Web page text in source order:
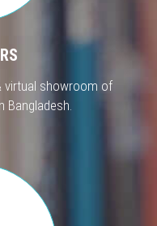
virtual showroom of
Bangladesh.